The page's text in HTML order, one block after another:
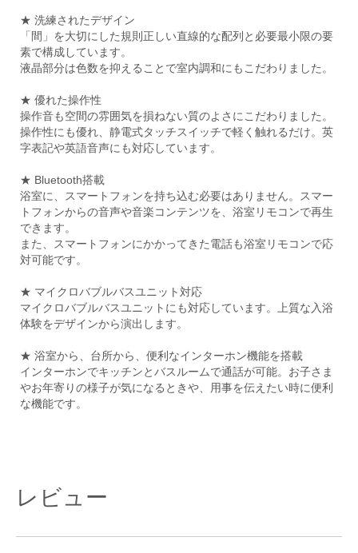
★ 洗練されたデザイン
「間」を大切にした規則正しい直線的な配列と必要最小限の要
素で構成しています。
液晶部分は色数を抑えることで室内調和にもこだわりました。
★ 優れた操作性
操作音も空間の雰囲気を損ねない質のよさにこだわりました。
操作性にも優れ、静電式タッチスイッチで軽く触れるだけ。英
字表記や英語音声にも対応しています。
★ Bluetooth搭載
浴室に、スマートフォンを持ち込む必要はありません。スマー
トフォンからの音声や音楽コンテンツを、浴室リモコンで再生
できます。
また、スマートフォンにかかってきた電話も浴室リモコンで応
対可能です。
★ マイクロバブルバスユニット対応
マイクロバブルバスユニットにも対応しています。上質な入浴
体験をデザインから演出します。
★ 浴室から、台所から、便利なインターホン機能を搭載
インターホンでキッチンとバスルームで通話が可能。お子さま
やお年寄りの様子が気になるときや、用事を伝えたい時に便利
な機能です。
レビュー